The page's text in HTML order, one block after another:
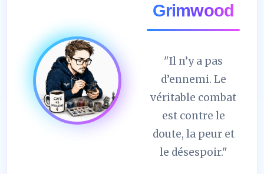
Grimwood
"Il n’y a pas
d’ennemi. Le
véritable combat
est contre le
doute, la peur et
le désespoir."